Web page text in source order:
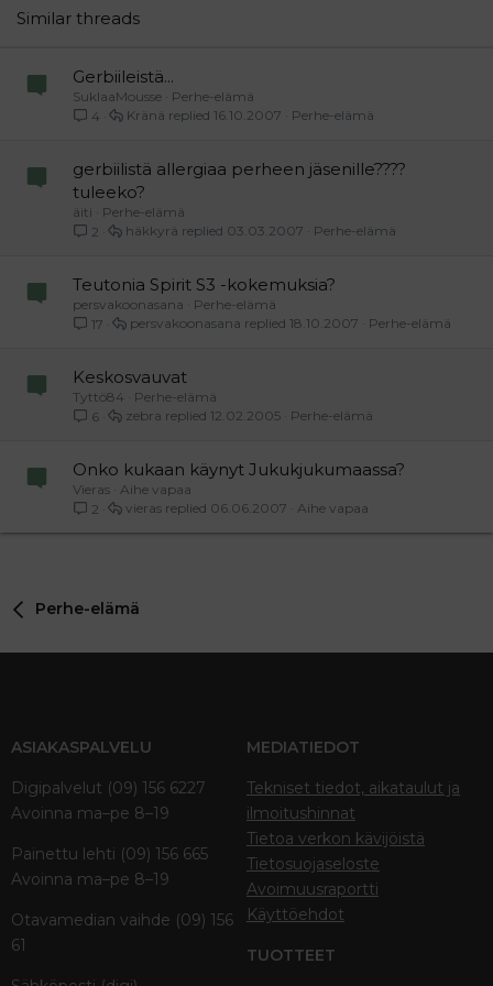
26
Similar threads
Gerbiileistä...
SuklaaMousse
Perhe-elämä
4
Perhe-elämä
16.10.2007
Kränä
gerbiilistä allergiaa perheen jäsenille????
tuleeko?
äiti
Perhe-elämä
2
Perhe-elämä
03.03.2007
häkkyrä
Teutonia Spirit S3 -kokemuksia?
persvakoonasana
Perhe-elämä
17
Perhe-elämä
18.10.2007
persvakoonasana
Keskosvauvat
Tyttö84
Perhe-elämä
6
Perhe-elämä
12.02.2005
zebra
Onko kukaan käynyt Jukukjukumaassa?
Vieras Aihe vapaa
2
Aihe vapaa
06.06.2007
vieras
Perhe-elämä
ASIAKASPALVELU
Digipalvelut (09) 156 6227
Avoinna ma–pe 8–19
Painettu lehti (09) 156 665
Avoinna ma–pe 8–19
Otavamedian vaihde (09) 156
61
MEDIATIEDOT
Tekniset tiedot, aikataulut ja
ilmoitushinnat
Tietoa verkon kävijöistä
Tietosuojaseloste
Avoimuusraportti
Käyttöehdot
TUOTTEET